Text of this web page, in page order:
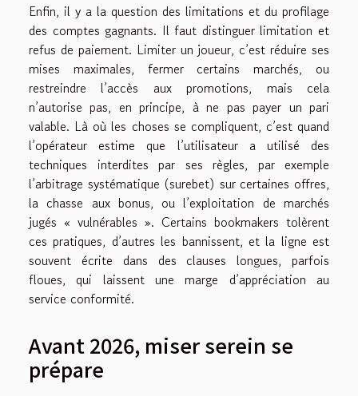
Enfin, il y a la question des limitations et du profilage
des comptes gagnants. Il faut distinguer limitation et
refus de paiement. Limiter un joueur, c’est réduire ses
mises maximales, fermer certains marchés, ou
restreindre l’accès aux promotions, mais cela
n’autorise pas, en principe, à ne pas payer un pari
valable. Là où les choses se compliquent, c’est quand
l’opérateur estime que l’utilisateur a utilisé des
techniques interdites par ses règles, par exemple
l’arbitrage systématique (surebet) sur certaines offres,
la chasse aux bonus, ou l’exploitation de marchés
jugés « vulnérables ». Certains bookmakers tolèrent
ces pratiques, d’autres les bannissent, et la ligne est
souvent écrite dans des clauses longues, parfois
floues, qui laissent une marge d’appréciation au
service conformité.
Avant 2026, miser serein se
prépare